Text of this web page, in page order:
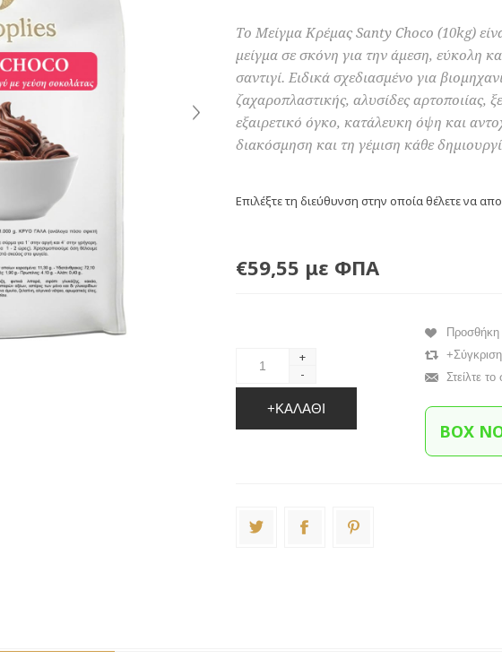
Το Μείγμα Κρέμας Santy Choco (10kg)
μείγμα σε σκόνη για την άμεση, εύκολη
σαντιγί. Ειδικά σχεδιασμένο για
ζαχαροπλαστικής, αλυσίδες αρτοποιίας,
εξαιρετικό όγκο, κατάλευκη όψη και
διακόσμηση και τη γέμιση κάθε
Επιλέξτε τη διεύθυνση στην οποία θέλετε να
€59,55 με ΦΠΑ
+
-
+ΚΑΛΆΘΙ
+Σύγκριση
Στείλτε
BOX